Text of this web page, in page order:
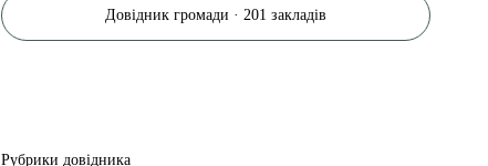
Довідник громади · 201 закладів
Рубрики довідника